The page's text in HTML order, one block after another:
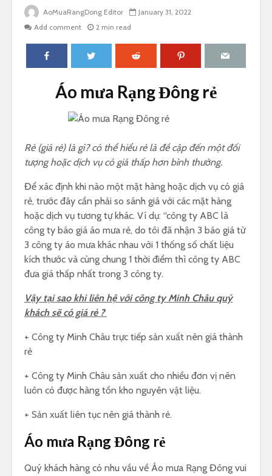
AoMuaRangDong Editor
January 31, 2022
Add comment
2 min read
Áo mưa Rạng Đông rẻ
Rẻ (giá rẻ) là gì? có thể hiểu rẻ là đề cập đến một đối
tượng hoặc dịch vụ có giá thấp hơn bình thường.
Để xác định khi nào một mặt hàng hoặc dịch vụ có giá
rẻ, trước đây cần phải so sánh giá với các mặt hàng
hoặc dịch vụ tương tự khác. Ví dụ: “công ty ABC là
công ty báo giá áo mưa rẻ, do tôi đã nhận 3 báo giá từ
3 công ty áo mưa khác nhau với 1 thống số chất liệu
kích thước và cùng chung 1 thời điểm thì công ty ABC
đưa giá thấp nhất trong 3 công ty.
Vậy tại sao khi liên hệ với công ty Minh Châu quý
khách sẽ có giá rẻ ?
+ Công ty Minh Châu trực tiếp sản xuất nên giá thành
rẻ
+ Công ty Minh Châu sản xuất cho nhiều đơn vị nên
luôn có được hàng tồn kho nguyên vật liệu.
+ Sản xuất liên tục nên giá thành rẻ.
Áo mưa Rạng Đông rẻ
Quý khách hàng có nhu vầu về Áo mưa Rạng Đông vui